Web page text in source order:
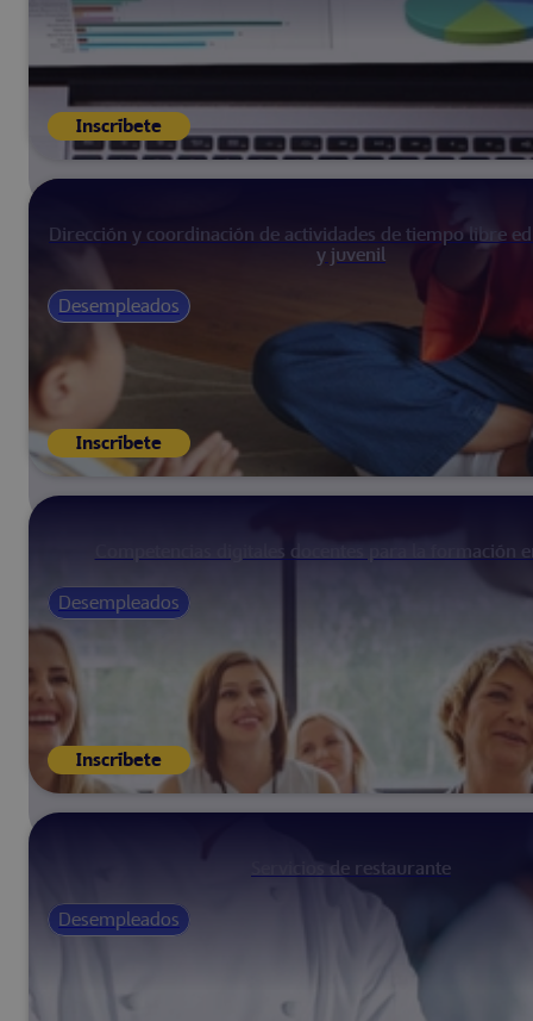
Inscríbete
Dirección y coordinación de actividades de tiempo libre
y juvenil
Desempleados
Inscríbete
Competencias digitales docentes para la formación
Desempleados
Inscríbete
Servicios de restaurante
Desempleados